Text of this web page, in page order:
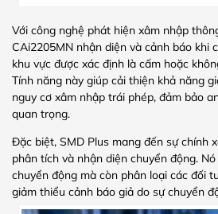
Với công nghệ phát hiện xâm nhập
CAi2205MN nhận diện và cảnh báo khi
khu vực được xác định là cấm hoặc
Tính năng này giúp cải thiện khả năng
nguy cơ xâm nhập trái phép, đảm bảo
quan trọng.
Đặc biệt, SMD Plus mang đến sự chính
phân tích và nhận diện chuyển động.
chuyển động mà còn phân loại các đối
giảm thiểu cảnh báo giả do sự chuyển